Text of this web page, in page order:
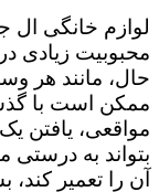
لوازم خانگی ال
محبوبیت زیادی در
حال، مانند هر
ممکن است با
مواقعی، یافتن
بتواند به
آن را تعمیر